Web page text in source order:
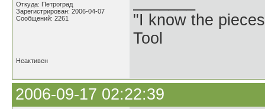
Откуда: Петроград
Зарегистрирован: 2006-04-07
Сообщений: 2261
"I know the
Tool
Неактивен
2006-09-17 02:22:39